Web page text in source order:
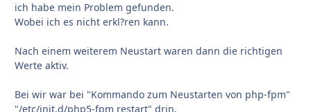
ich habe mein Problem gefunden.
Wobei ich es nicht erkl?ren kann.
Nach einem weiterem Neustart waren dann die richtigen
Werte aktiv.
Bei wir war bei "Kommando zum Neustarten von php-fpm"
"/etc/init.d/php5-fpm restart" drin.